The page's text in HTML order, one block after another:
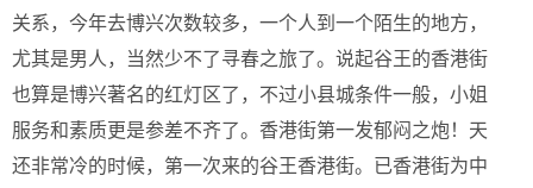
关系，今年去博兴次数较多，一个人到一个陌生的地方，
尤其是男人，当然少不了寻春之旅了。说起谷王的香港街
也算是博兴著名的红灯区了，不过小县城条件一般，小姐
服务和素质更是参差不齐了。香港街第一发郁闷之炮！天
还非常冷的时候，第一次来的谷王香港街。已香港街为中